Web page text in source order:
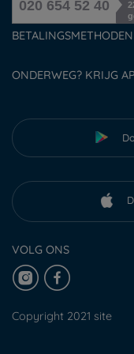
020 654 52 40
BETALINGSMETHODEN
ONDERWEG? KRIJG
VOLG ONS
Copyright 2021 site